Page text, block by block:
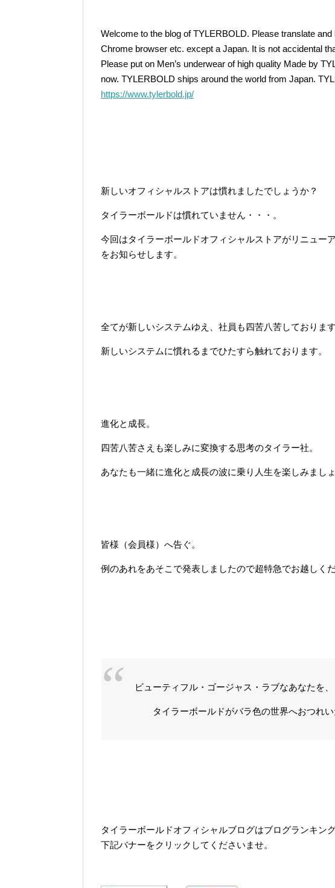
Welcome to the blog of TYLERBOLD. Please translate
Chrome browser etc. except a Japan. It is not accidental
Please put on Men’s underwear of high quality Made by
now. TYLERBOLD ships around the world from Japan.
https://www.tylerbold.jp/
新しいオフィシャルストアは慣れましたでしょうか？
タイラーボールドは慣れていません・・・。
今回はタイラーボールドオフィシャルストアがリニュー
をお知らせします。
全てが新しいシステムゆえ、社員も四苦八苦しております
新しいシステムに慣れるまでひたすら触れております。
進化と成長。
四苦八苦さえも楽しみに変換する思考のタイラー社。
あなたも一緒に進化と成長の波に乗り人生を楽しみましょ
皆様（会員様）へ告ぐ。
例のあれをあそこで発表しましたので超特急でお越しくだ
ビューティフル・ゴージャス・ラブなあなたを、
タイラーボールドがバラ色の世界へおつれい
タイラーボールドオフィシャルブログはブログランキン
下記バナーをクリックしてくださいませ。